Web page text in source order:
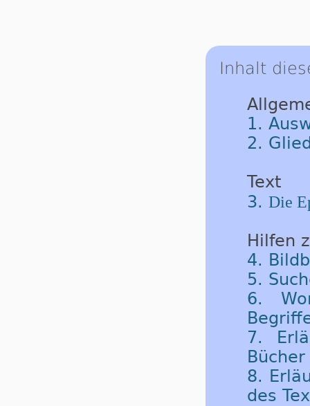
Inhalt
1.
2.
Text
3. Die
Hilfen
4.
5.
6.
7.
8.
des